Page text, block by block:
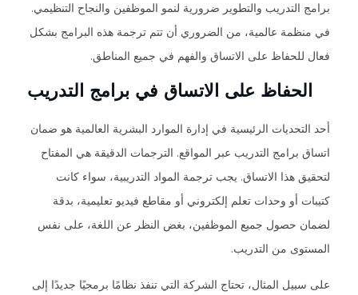
برامج التدريب والتطوير ضرورية لنمو الموظفين والنجاح التنظيمي.
في منظمة عالمية، من الضروري أن تتم ترجمة هذه البرامج بشكل
فعال للحفاظ على الاتساق والفهم في جميع المناطق.
الحفاظ على الاتساق في برامج التدريب
أحد التحديات الرئيسية في إدارة الموارد البشرية العالمية هو ضمان
اتساق برامج التدريب عبر المواقع. الترجمات الدقيقة هي المفتاح
لتحقيق هذا الاتساق. يجب ترجمة المواد التدريبية، سواء كانت
كتيبات أو وحدات تعلم إلكتروني أو مقاطع فيديو تعليمية، بدقة
لضمان حصول جميع الموظفين، بغض النظر عن اللغة، على نفس
المستوى من التدريب.
على سبيل المثال، تحتاج الشركة التي تنفذ نظامًا برمجيًا جديدًا إلى